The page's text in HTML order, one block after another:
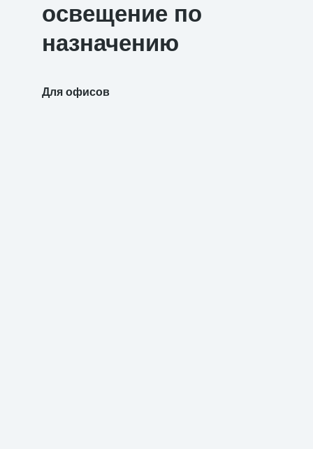
освещение по
назначению
Для офисов